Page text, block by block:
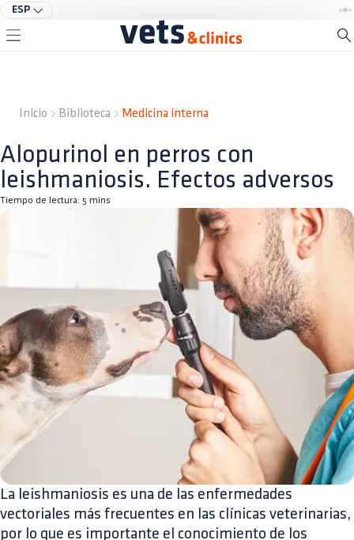
ESP
Inicio Biblioteca Medicina interna
Alopurinol en perros con
leishmaniosis. Efectos adversos
Tiempo de lectura: 5 mins
La leishmaniosis es una de las enfermedades
vectoriales más frecuentes en las clínicas veterinarias,
por lo que es importante el conocimiento de los